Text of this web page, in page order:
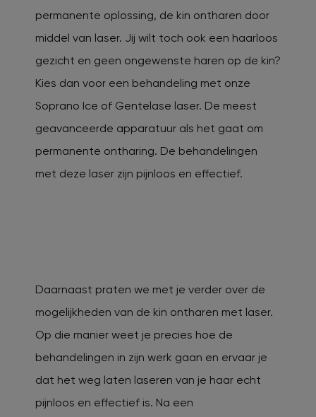
permanente oplossing, de kin ontharen door
middel van laser. Jij wilt toch ook een haarloos
gezicht en geen ongewenste haren op de kin?
Kies dan voor een behandeling met onze
Soprano Ice of Gentelase laser. De meest
geavanceerde apparatuur als het gaat om
permanente ontharing. De behandelingen
met deze laser zijn pijnloos en effectief.
Daarnaast praten we met je verder over de
mogelijkheden van de kin ontharen met laser.
Op die manier weet je precies hoe de
behandelingen in zijn werk gaan en ervaar je
dat het weg laten laseren van je haar echt
pijnloos en effectief is. Na een